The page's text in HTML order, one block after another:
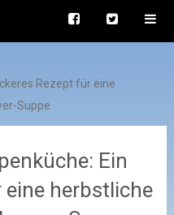
Rezept für eine
Suppe
Ein
eine herbstliche